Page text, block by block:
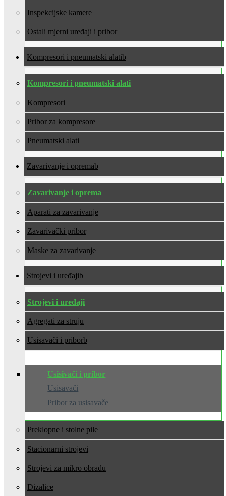
Inspekcijske kamere
Ostali mjerni uređaji i pribor
Kompresori i pneumatski alati
Kompresori i pneumatski alati
Kompresori
Pribor za kompresore
Pneumatski alati
Zavarivanje i oprema
Zavarivanje i oprema
Aparati za zavarivanje
Zavarivački pribor
Maske za zavarivanje
Strojevi i uređaji
Strojevi i uređaji
Agregati za struju
Usisavači i pribor
Usisivači i pribor
Usisavači
Pribor za usisavače
Preklopne i stolne pile
Stacionarni strojevi
Strojevi za mikro obradu
Dizalice